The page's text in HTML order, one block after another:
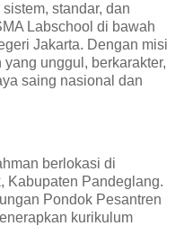
standar, dan
Labschool di bawah
Jakarta. Dengan misi
unggul, berkarakter,
saing nasional dan
berlokasi di
Kabupaten Pandeglang.
Pondok Pesantren
kurikulum